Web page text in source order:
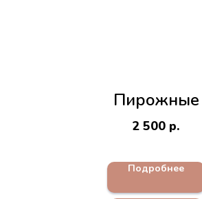
Пирожные
2 500 р.
Подробнее